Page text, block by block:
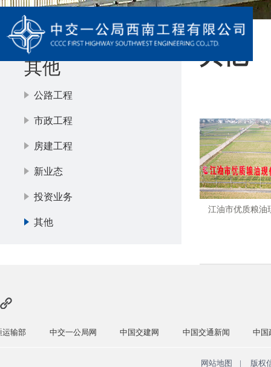
其他
公路工程
市政工程
房建工程
新业态
投资业务
其他
其他
江油市优质粮油
中交一公局网 中国交建网 中国交通新闻 中国政府网
网站地图 | 版权